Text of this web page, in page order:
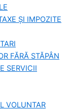
ȘI IMPOZITE
FĂRĂ STĂPÂN
SERVICII
VOLUNTAR